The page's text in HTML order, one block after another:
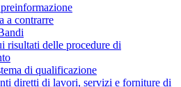
a contrarre
risultati delle procedure di
di qualificazione
diretti di lavori, servizi e forniture di